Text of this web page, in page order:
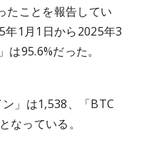
たことを報告してい
年1月1日から2025年3
95.6%だった。
」は1,538、「BTC
なっている。